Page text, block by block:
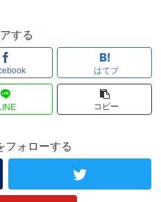
する
はてブ
コピー
フォローする